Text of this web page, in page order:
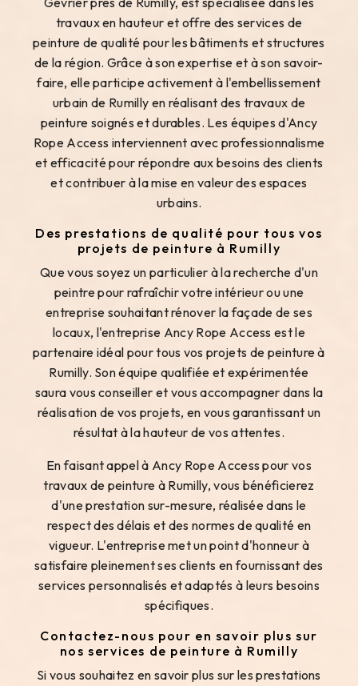
travaux en hauteur et offre des services de
peinture de qualité pour les bâtiments et structures
de la région. Grâce à son expertise et à son savoir-
faire, elle participe activement à l'embellissement
urbain de Rumilly en réalisant des travaux de
peinture soignés et durables. Les équipes d'Ancy
Rope Access interviennent avec professionnalisme
et efficacité pour répondre aux besoins des clients
et contribuer à la mise en valeur des espaces
urbains.
Des prestations de qualité pour tous vos
projets de peinture à Rumilly
Que vous soyez un particulier à la recherche d'un
peintre pour rafraîchir votre intérieur ou une
entreprise souhaitant rénover la façade de ses
locaux, l'entreprise Ancy Rope Access est le
partenaire idéal pour tous vos projets de peinture à
Rumilly. Son équipe qualifiée et expérimentée
saura vous conseiller et vous accompagner dans la
réalisation de vos projets, en vous garantissant un
résultat à la hauteur de vos attentes.
En faisant appel à Ancy Rope Access pour vos
travaux de peinture à Rumilly, vous bénéficierez
d'une prestation sur-mesure, réalisée dans le
respect des délais et des normes de qualité en
vigueur. L'entreprise met un point d'honneur à
satisfaire pleinement ses clients en fournissant des
services personnalisés et adaptés à leurs besoins
spécifiques.
Contactez-nous pour en savoir plus sur
nos services de peinture à Rumilly
Si vous souhaitez en savoir plus sur les prestations